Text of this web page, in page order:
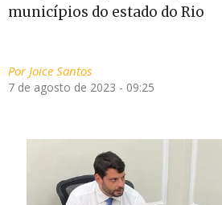
municípios do estado do Rio
PorJoice Santos
7 de agosto de 2023 - 09:25